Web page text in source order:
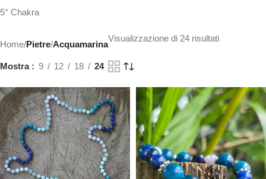
5° Chakra
Home/Pietre/Acquamarina
Visualizzazione di 24 risultati
Mostra 9 12 18 24